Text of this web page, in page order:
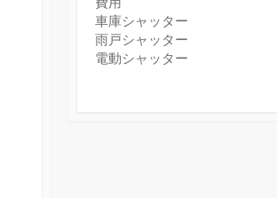
車庫シャッター
雨戸シャッター
電動シャッター